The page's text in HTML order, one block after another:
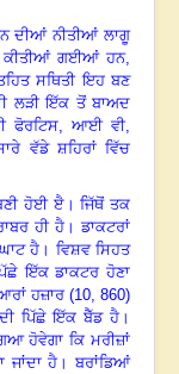
ਦੀਆਂ ਨੀਤੀਆਂ ਲਾਗੂ
ਕੀਤੀਆਂ ਗਈਆਂ ਹਨ,
ਸਥਿਤੀ ਇਹ ਬਣ
ਲੜੀ ਇੱਕ ਤੋਂ ਬਾਅਦ
ਫੋਰਟਿਸ, ਆਈ ਵੀ,
ਵੱਡੇ ਸ਼ਹਿਰਾਂ ਵਿੱਚ
ਹੋਈ ੲੈ।ਜਿੱਥੋਂ ਤਕ
ਹੀ ਹੈ। ਡਾਕਟਰਾਂ
ਹੈ । ਵਿਸ਼ਵ ਸਿਹਤ
ਇੱਕ ਡਾਕਟਰ ਹੋਣਾ
ਹਜ਼ਾਰ (10, 860)
ਪਿੱਛੇ ਇੱਕ ਬੈੱਡ ਹੈ ।
ਹੋਵੇਗਾ ਕਿ ਮਰੀਜ਼ਾਂ
ਜਾਂਦਾ ਹੈ ।ਬਰਾਂਡਿਆਂ